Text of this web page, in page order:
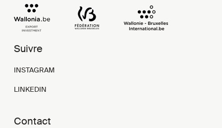
Suivre
INSTAGRAM
LINKEDIN
Contact